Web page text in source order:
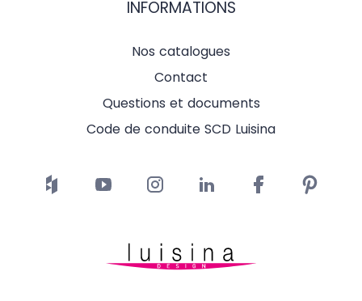
INFORMATIONS
Nos catalogues
Contact
Questions et documents
Code de conduite SCD Luisina